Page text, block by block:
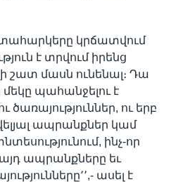
կրճատվում
է տրվում իրենց
շատ մասն ունենալ։ Դա
մեկը պահանջելու է
ծառայություններ, ու երբ
ապրանքներ կամ
ինչ-որ
ապրանքները եւ
ասել է